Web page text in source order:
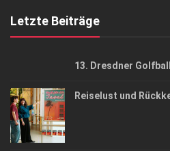
Letzte Beiträge
13. Dresdner
Reiselust und